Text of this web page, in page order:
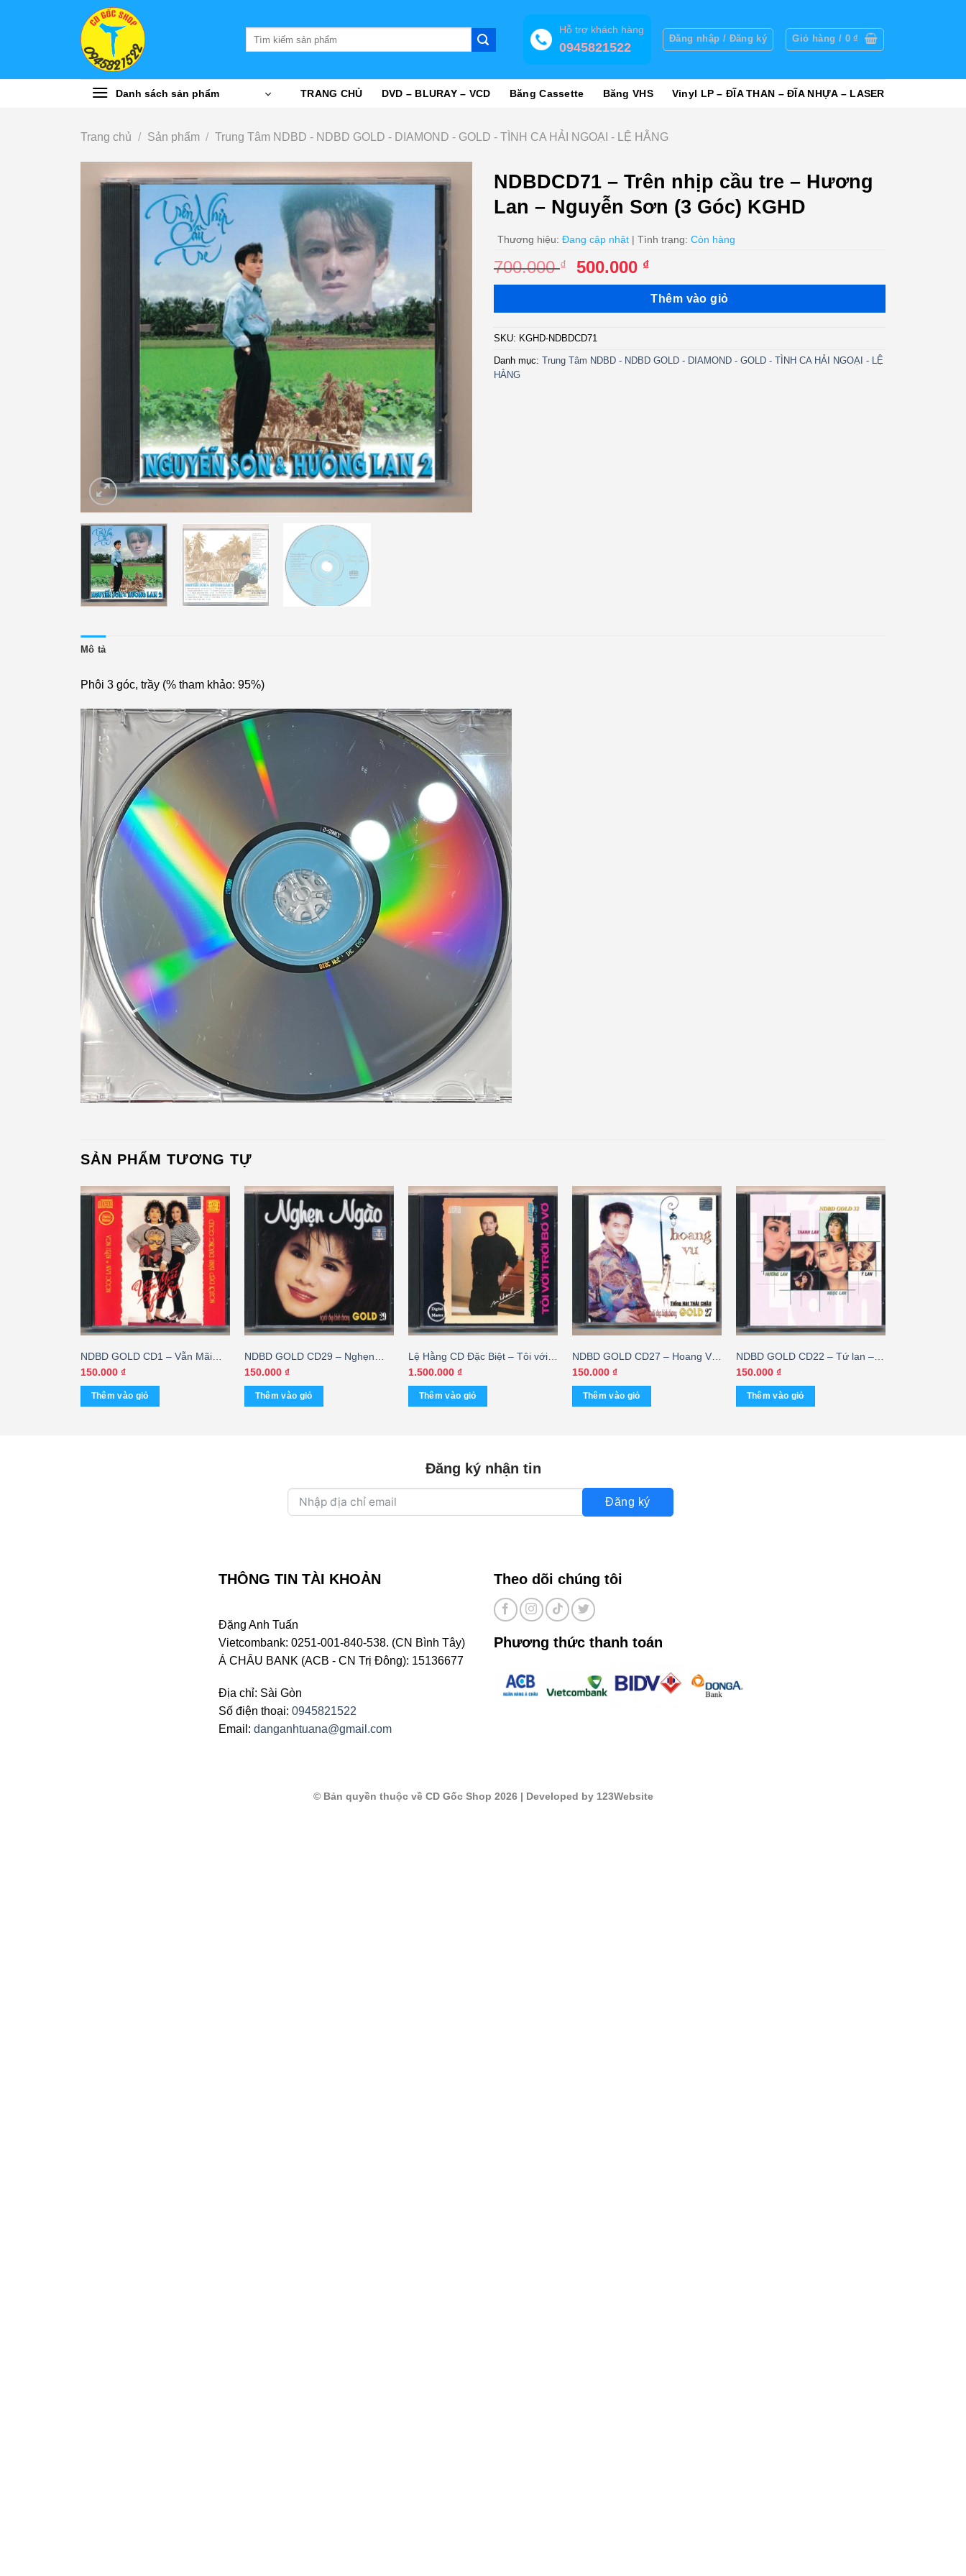
Hỗ trợ khách hàng
0945821522
Đăng nhập / Đăng ký Giỏ hàng / 0₫
Danh sách sản phẩm TRANG CHỦ DVD – BLURAY – VCD Băng Cassette Băng VHS Vinyl LP – ĐĨA THAN – ĐĨA NHỰA – LASER
Trang chủ / Sản phẩm / Trung Tâm NDBD - NDBD GOLD - DIAMOND - GOLD - TÌNH CA HẢI NGOẠI - LỆ HẰNG
NDBDCD71 – Trên nhịp cầu tre – Hương
Lan – Nguyễn Sơn (3 Góc) KGHD
Thương hiệu: Đang cập nhật | Tình trạng: Còn hàng
700.000₫
Giá
gốc
700.000 ₫.
500.000 ₫Giá
hiện
tại
là:
Thêm vào giỏ
SKU: KGHD-NDBDCD71
Danh mục: Trung Tâm NDBD - NDBD GOLD - DIAMOND - GOLD - TÌNH CA HẢI NGOẠI - LỆ
HẰNG
Mô tả
Phôi 3 góc, trầy (% tham khảo: 95%)
SẢN PHẨM TƯƠNG TỰ
NDBD GOLD CD1 – Vẫn Mãi
Yêu Em – Kiều Nga – Ngọc Lan
150.000 ₫
Thêm vào giỏ
NDBD GOLD CD29 – Nghẹn
Ngào
150.000 ₫
Thêm vào giỏ
Lệ Hằng CD Đặc Biệt – Tôi với
trời bơ vơ – Vũ Khanh (Made By
Distronic, bìa đen) KGTH9
1.500.000 ₫
Thêm vào giỏ
NDBD GOLD CD27 – Hoang Vu
– Thái Châu
150.000 ₫
Thêm vào giỏ
NDBD GOLD CD22 – Tứ lan –
Thanh Lan – Hương Lan – Ngọc
Lan – Ý Lan
150.000 ₫
Thêm vào giỏ
Đăng ký nhận tin
Đăng ký
THÔNG TIN TÀI KHOẢN
Đặng Anh Tuấn
Vietcombank: 0251-001-840-538. (CN Bình Tây)
Á CHÂU BANK (ACB - CN Trị Đông): 15136677
Địa chỉ: Sài Gòn
Số điện thoại: 0945821522
Email: danganhtuana@gmail.com
Theo dõi chúng tôi
Phương thức thanh toán
© Bản quyền thuộc về CD Gốc Shop 2026| Developed by 123Website